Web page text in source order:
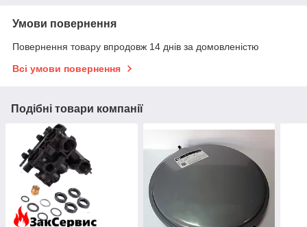
Умови повернення
Повернення товару впродовж 14 днів за домовленістю
Всі умови повернення
Подібні товари компанії